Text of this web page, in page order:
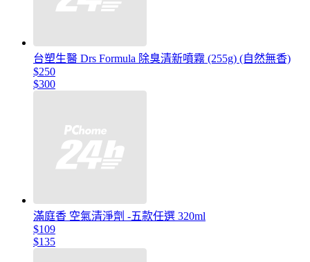
台塑生醫 Drs Formula 除臭清新噴霧 (255g) (自然無香)
$250
$300
滿庭香 空氣清淨劑 -五款任選 320ml
$109
$135